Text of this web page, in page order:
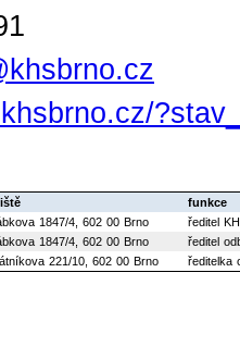
funkce
1847/4, 602 00 Brno
ředitel
1847/4, 602 00 Brno
ředitel
221/10, 602 00 Brno ředitelka